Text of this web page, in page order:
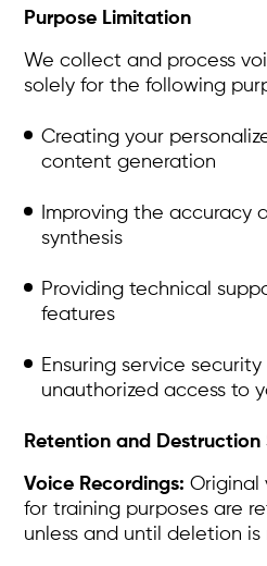
Purpose Limitation
We collect and process
solely for the following
Creating your
content generation
Improving the accuracy
synthesis
Providing technical
features
Ensuring service
unauthorized access to
Retention and Destruction
Voice Recordings:Original
for training purposes are
unless and until deletion